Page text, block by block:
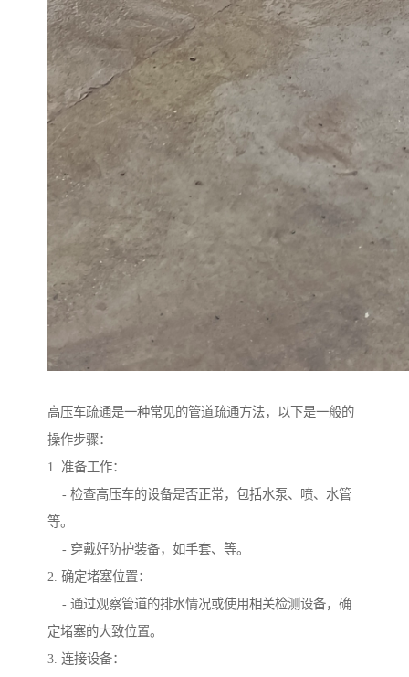
高压车疏通是一种常见的管道疏通方法，以下是一般的
操作步骤：
1. 准备工作：
- 检查高压车的设备是否正常，包括水泵、喷、水管
等。
- 穿戴好防护装备，如手套、等。
2. 确定堵塞位置：
- 通过观察管道的排水情况或使用相关检测设备，确
定堵塞的大致位置。
3. 连接设备：